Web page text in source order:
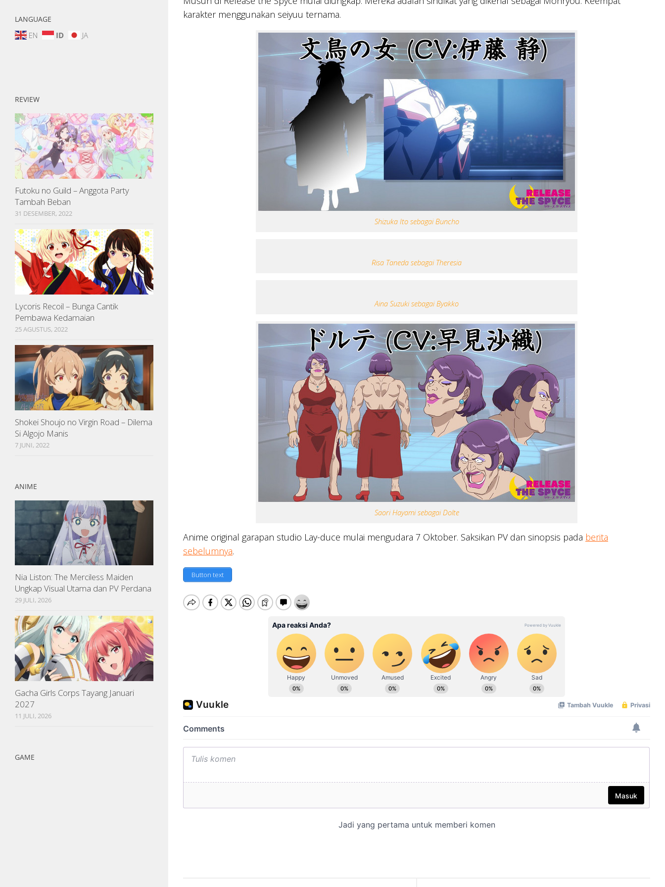
karakter menggunakan seiyuu ternama.
Shizuka Ito sebagai Buncho
Risa Taneda sebagai Theresia
Aina Suzuki sebagai Byakko
Saori Hayami sebagai Dolte
Anime original garapan studio Lay-duce mulai mengudara 7 Oktober. Saksikan PV dan sinopsis pada berita
sebelumnya.
Button text
LANGUAGE
EN ID JA
REVIEW
Futoku no Guild – Anggota Party
Tambah Beban
31 DESEMBER, 2022
Lycoris Recoil – Bunga Cantik
Pembawa Kedamaian
25 AGUSTUS, 2022
Shokei Shoujo no Virgin Road – Dilema
Si Algojo Manis
7 JUNI, 2022
ANIME
Nia Liston: The Merciless Maiden
Ungkap Visual Utama dan PV Perdana
29 JULI, 2026
Gacha Girls Corps Tayang Januari
2027
11 JULI, 2026
GAME